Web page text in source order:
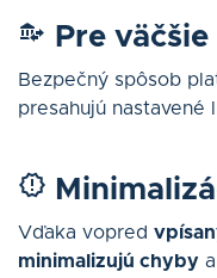
Pre
Bezpečný spôsob
presahujú nastavené
Vďaka vopred
minimalizujú chyby